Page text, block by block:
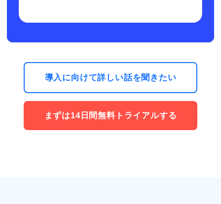
導入に向けて詳しい話を聞きたい
まずは14日間無料トライアルする